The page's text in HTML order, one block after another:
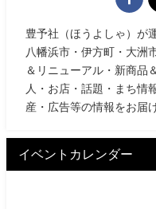
豊予社（ほうよしゃ）が
八幡浜市・伊方町・大洲
＆リニューアル・新商品
人・お店・話題・まち情
産・広告等の情報をお届
イベントカレンダー